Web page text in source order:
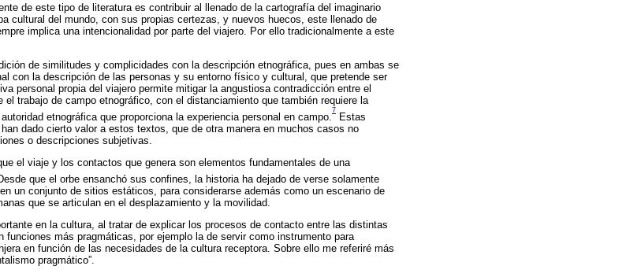
de este tipo de literatura es contribuir al llenado de la cartografía del imaginario
cultural del mundo, con sus propias certezas, y nuevos huecos, este llenado de
implica una intencionalidad por parte del viajero. Por ello tradicionalmente a este
de similitudes y complicidades con la descripción etnográfica, pues en ambas se
con la descripción de las personas y su entorno físico y cultural, que pretende ser
personal propia del viajero permite mitigar la angustiosa contradicción entre el
trabajo de campo etnográfico, con el distanciamiento que también requiere la
etnográfica que proporciona la experiencia personal en campo.
7
Estas
dado cierto valor a estos textos, que de otra manera en muchos casos no
o descripciones subjetivas.
el viaje y los contactos que genera son elementos fundamentales de una
que el orbe ensanchó sus confines, la historia ha dejado de verse solamente
un conjunto de sitios estáticos, para considerarse además como un escenario de
que se articulan en el desplazamiento y la movilidad.
en la cultura, al tratar de explicar los procesos de contacto entre las distintas
funciones más pragmáticas, por ejemplo la de servir como instrumento para
en función de las necesidades de la cultura receptora. Sobre ello me referiré más
pragmático”.